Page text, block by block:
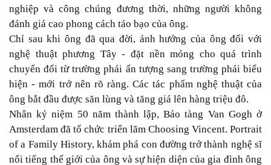
nghiệp và công chúng đương thời, những người không
đánh giá cao phong cách táo bạo của ông.
Chỉ sau khi ông đã qua đời, ảnh hưởng của ông đối với
nghệ thuật phương Tây - đặt nền móng cho quá trình
chuyển đổi từ trường phái ấn tượng sang trường phái biểu
hiện - mới trở nên rõ ràng. Các tác phẩm nghệ thuật của
ông bắt đầu được săn lùng và tăng giá lên hàng triệu đô.
Nhân kỷ niệm 50 năm thành lập, Bảo tàng Van Gogh ở
Amsterdam đã tổ chức triển lãm Choosing Vincent. Portrait
of a Family History, khám phá con đường trở thành nghệ sĩ
nổi tiếng thế giới của ông và sự hiện diện của gia đình ông